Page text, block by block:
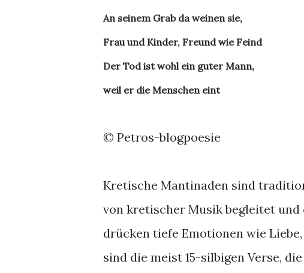
An seinem Grab da weinen sie,
Frau und Kinder, Freund wie Feind
Der Tod ist wohl ein guter Mann,
weil er die Menschen eint
© Petros-blogpoesie
Kretische Mantinaden sind
von kretischer Musik begleitet
drücken tiefe Emotionen wie
sind die meist 15-silbigen Verse,